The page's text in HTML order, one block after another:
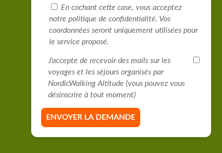
En cochant cette case, vous acceptez
notre politique de confidentialité. Vos
coordonnées seront uniquement utilisées pour
le service proposé.
J'accepte de recevoir des mails sur les
voyages et les séjours organisés par
NordicWalking Altitude (vous pouvez vous
désinscrire à tout moment)